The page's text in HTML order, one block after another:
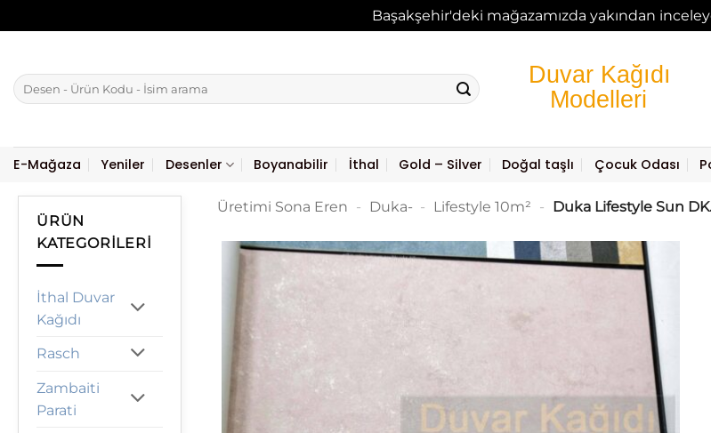
Başakşehir'deki mağazamızda yakından
Ara:
E-Mağaza Yeniler Desenler Boyanabilir İthal Gold – Silver Doğal taşlı Çocuk Odası
ÜRÜN
KATEGORILERI
İthal Duvar
Kağıdı
Rasch
Zambaiti
Parati
Üretimi Sona Eren - Duka- - Lifestyle 10m² - Duka Lifestyle Sun